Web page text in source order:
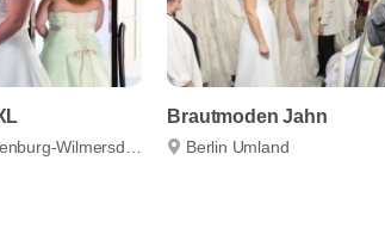
Wilmersdorf
Brautmoden Jahn
Berlin Umland